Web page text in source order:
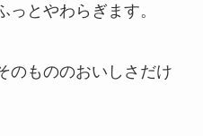
とやわらぎます。
のもののおいしさだけ